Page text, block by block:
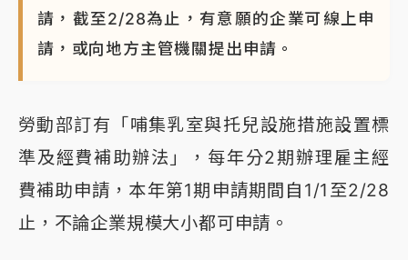
請，截至2/28為止，有意願的企業可線上申
請，或向地方主管機關提出申請。
勞動部訂有「哺集乳室與托兒設施措施設置標
準及經費補助辦法」，每年分2期辦理雇主經
費補助申請，本年第1期申請期間自1/1至2/28
止，不論企業規模大小都可申請。